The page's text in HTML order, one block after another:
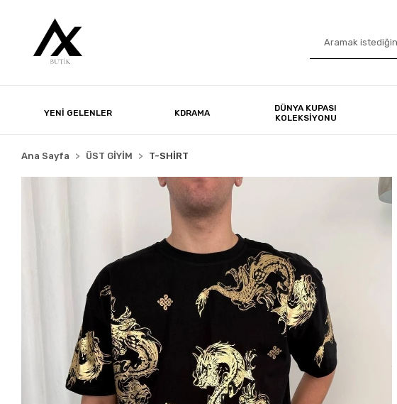
YENİ GELENLER KDRAMA
DÜNYA KUPASI
KOLEKSİYONU
Ana Sayfa ÜST GİYİM T-SHİRT